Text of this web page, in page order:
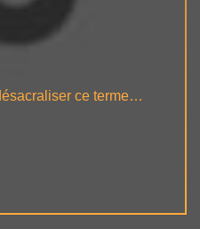
ce terme…